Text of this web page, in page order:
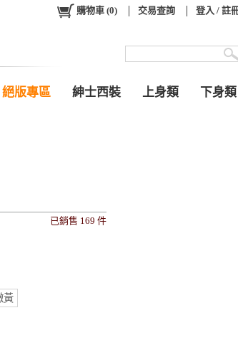
絕版專區 紳士西裝 上身類 下身類
購物車 (0) 交易查詢 登入 / 註
已銷售 169 件
黃